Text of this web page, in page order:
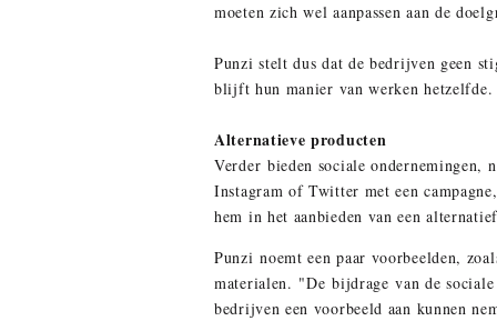
moeten zich wel aanpassen aan de
Punzi stelt dus dat de bedrijven geen
blijft hun manier van werken
Alternatieve producten
Verder bieden sociale
Instagram of Twitter met een
hem in het aanbieden van een
Punzi noemt een paar voorbeelden,
materialen. "De bijdrage van de
bedrijven een voorbeeld aan kunnen